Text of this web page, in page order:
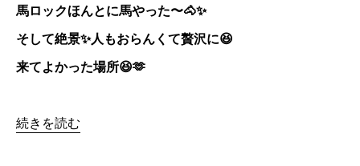
馬ロックほんとに馬やった〜🐴✨
そして絶景✨人もおらんくて贅沢に😆
来てよかった場所😆🫶
続きを読む